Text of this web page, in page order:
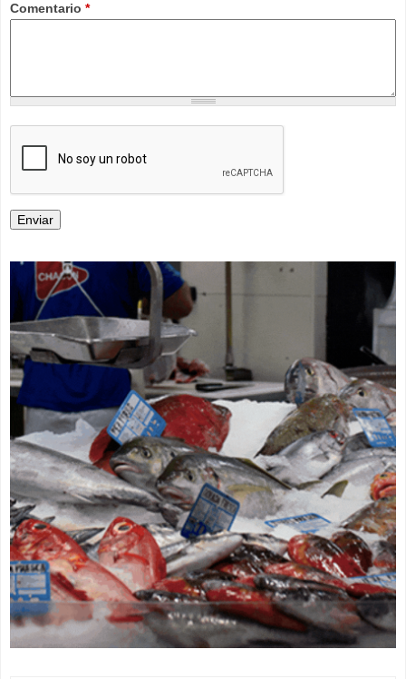
Comentario *